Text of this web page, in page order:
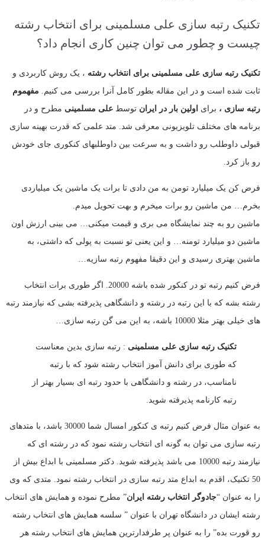
تکنیک رتبه سازی علی مسلمینی برای انتخاب رشته
چیست و چطور می توان چنین کاری انجام داد؟
تکنیک رتبه سازی علی مسلمینی برای انتخاب رشته ، یک روش کاربردی و
ثابت شده است و در این مقاله بطور کامل آنرا بررسی می کنیم. مفهموم
رتبه سازی ، برای اولین بار در ایران توسط علی مسلمینی مطرح و در
برنامه های مختلف تلویزیونی معرفی شد. متد علمی که قدرت بهینه سازی
قبولی داوطلب رو داشت و به سرعت بین داوطلبهای کنکوری جای خودش
رو باز کرد.
فرض کن یک میلیارد تومن به من دادی تا برات یک ماشین یک میلیاردی
بخرم… من ماشین رو برات میخرم و بهت تحویل میدم.
ماشین رو به چند نمایشگاه می بری و قیمت میکنی… می بینی ارزش اون
ماشین دو میلیارد تومنه… و این یعنی تو نسبت به پولی که داشتی، به
ماشین بهتری رسیدی و این دقیقا مفهوم رتبه سازیه…
فرض کنیم رتبه تو در کنکور شده باشه 20000. اگر طوری برات انتخاب
رشته بشه که با این رتبه در رشته و دانشگاهی پذیرفته بشی که نیازمند رتبه
های خیلی بهتر مثلا 10000 باشه، به این می گن رتبه سازی…
تکنیک رتبه سازی علی مسلمینی : رتبه سازی بدین معناست
که طوری برای دانش آموز انتخاب رشته شود که با رتبه
نامناسب، در رشته و دانشگاهی با حدود رتبه ای بسیار بهتر از
رتبه کارنامه پذیرفته شوید.
به عنوان مثال فرض کنیم رتبه ی کنکور امسال شما 30000 باشد، با متدهای
رتبه سازی می توان به گونه ای انتخاب رشته نمود که در رشته ای که
نیازمند رتبه 10000 می باشد پذیرفته شوید. دکتر مسلمینی با ابداع بیش از
50 تکنیک، اقدم به ابداع متد رتبه سازی در انتخاب رشته نمود. متدی که وی
را به عنوان “جادوگر انتخاب رشته ایران” مطرح نموده و همایش های انتخاب
رشته ایشان در دانشگاه تهران با عنوان ” سلسه همایش های انتخاب رشته
رو قورت بده” را به عنوان پر طرفدارترین همایش های انتخاب رشته هر